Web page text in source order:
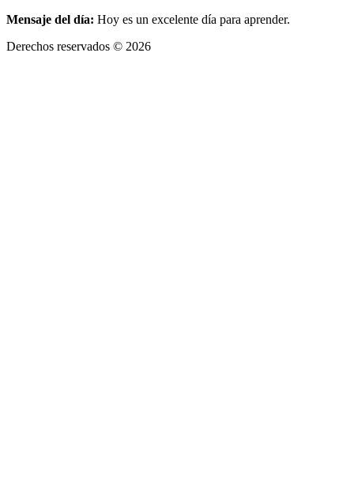
Mensaje del día: Hoy es un excelente día para aprender.
Derechos reservados © 2026